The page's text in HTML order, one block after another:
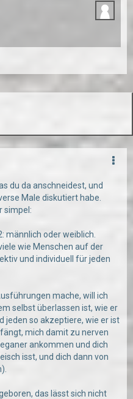
du da anschneidest, und
Male diskutiert habe.
simpel:
männlich oder weiblich.
wie Menschen auf der
und individuell für jeden
mache, will ich
selbst überlassen ist, wie er
jeden so akzeptiere, wie er ist
mich damit zu nerven
ankommen und dich
isst, und dich dann von
das lässt sich nicht